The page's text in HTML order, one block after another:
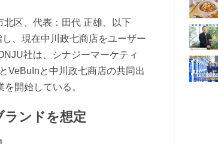
区、代表：田代 正雄、以下
、現在中川政七商店をユーザー
社は、シナジーマーケティ
VeBuInと中川政七商店の共同出
開始している。
ランドを想定